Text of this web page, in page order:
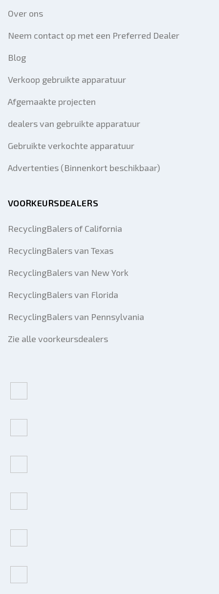
Over ons
Neem contact op met een Preferred Dealer
Blog
Verkoop gebruikte apparatuur
Afgemaakte projecten
dealers van gebruikte apparatuur
Gebruikte verkochte apparatuur
Advertenties (Binnenkort beschikbaar)
VOORKEURSDEALERS
RecyclingBalers of California
RecyclingBalers van Texas
RecyclingBalers van New York
RecyclingBalers van Florida
RecyclingBalers van Pennsylvania
Zie alle voorkeursdealers